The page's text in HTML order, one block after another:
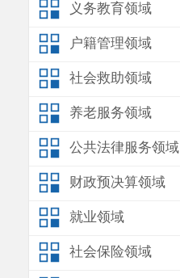
义务教育领域
户籍管理领域
社会救助领域
养老服务领域
公共法律服务领域
财政预决算领域
就业领域
社会保险领域